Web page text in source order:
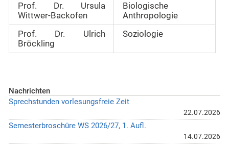
Prof. Dr. Ursula
Wittwer-Backofen
Biologische
Anthropologie
Prof. Dr. Ulrich
Bröckling
Soziologie
Nachrichten
Sprechstunden vorlesungsfreie Zeit
22.07.2026
Semesterbroschüre WS 2026/27, 1. Aufl.
14.07.2026